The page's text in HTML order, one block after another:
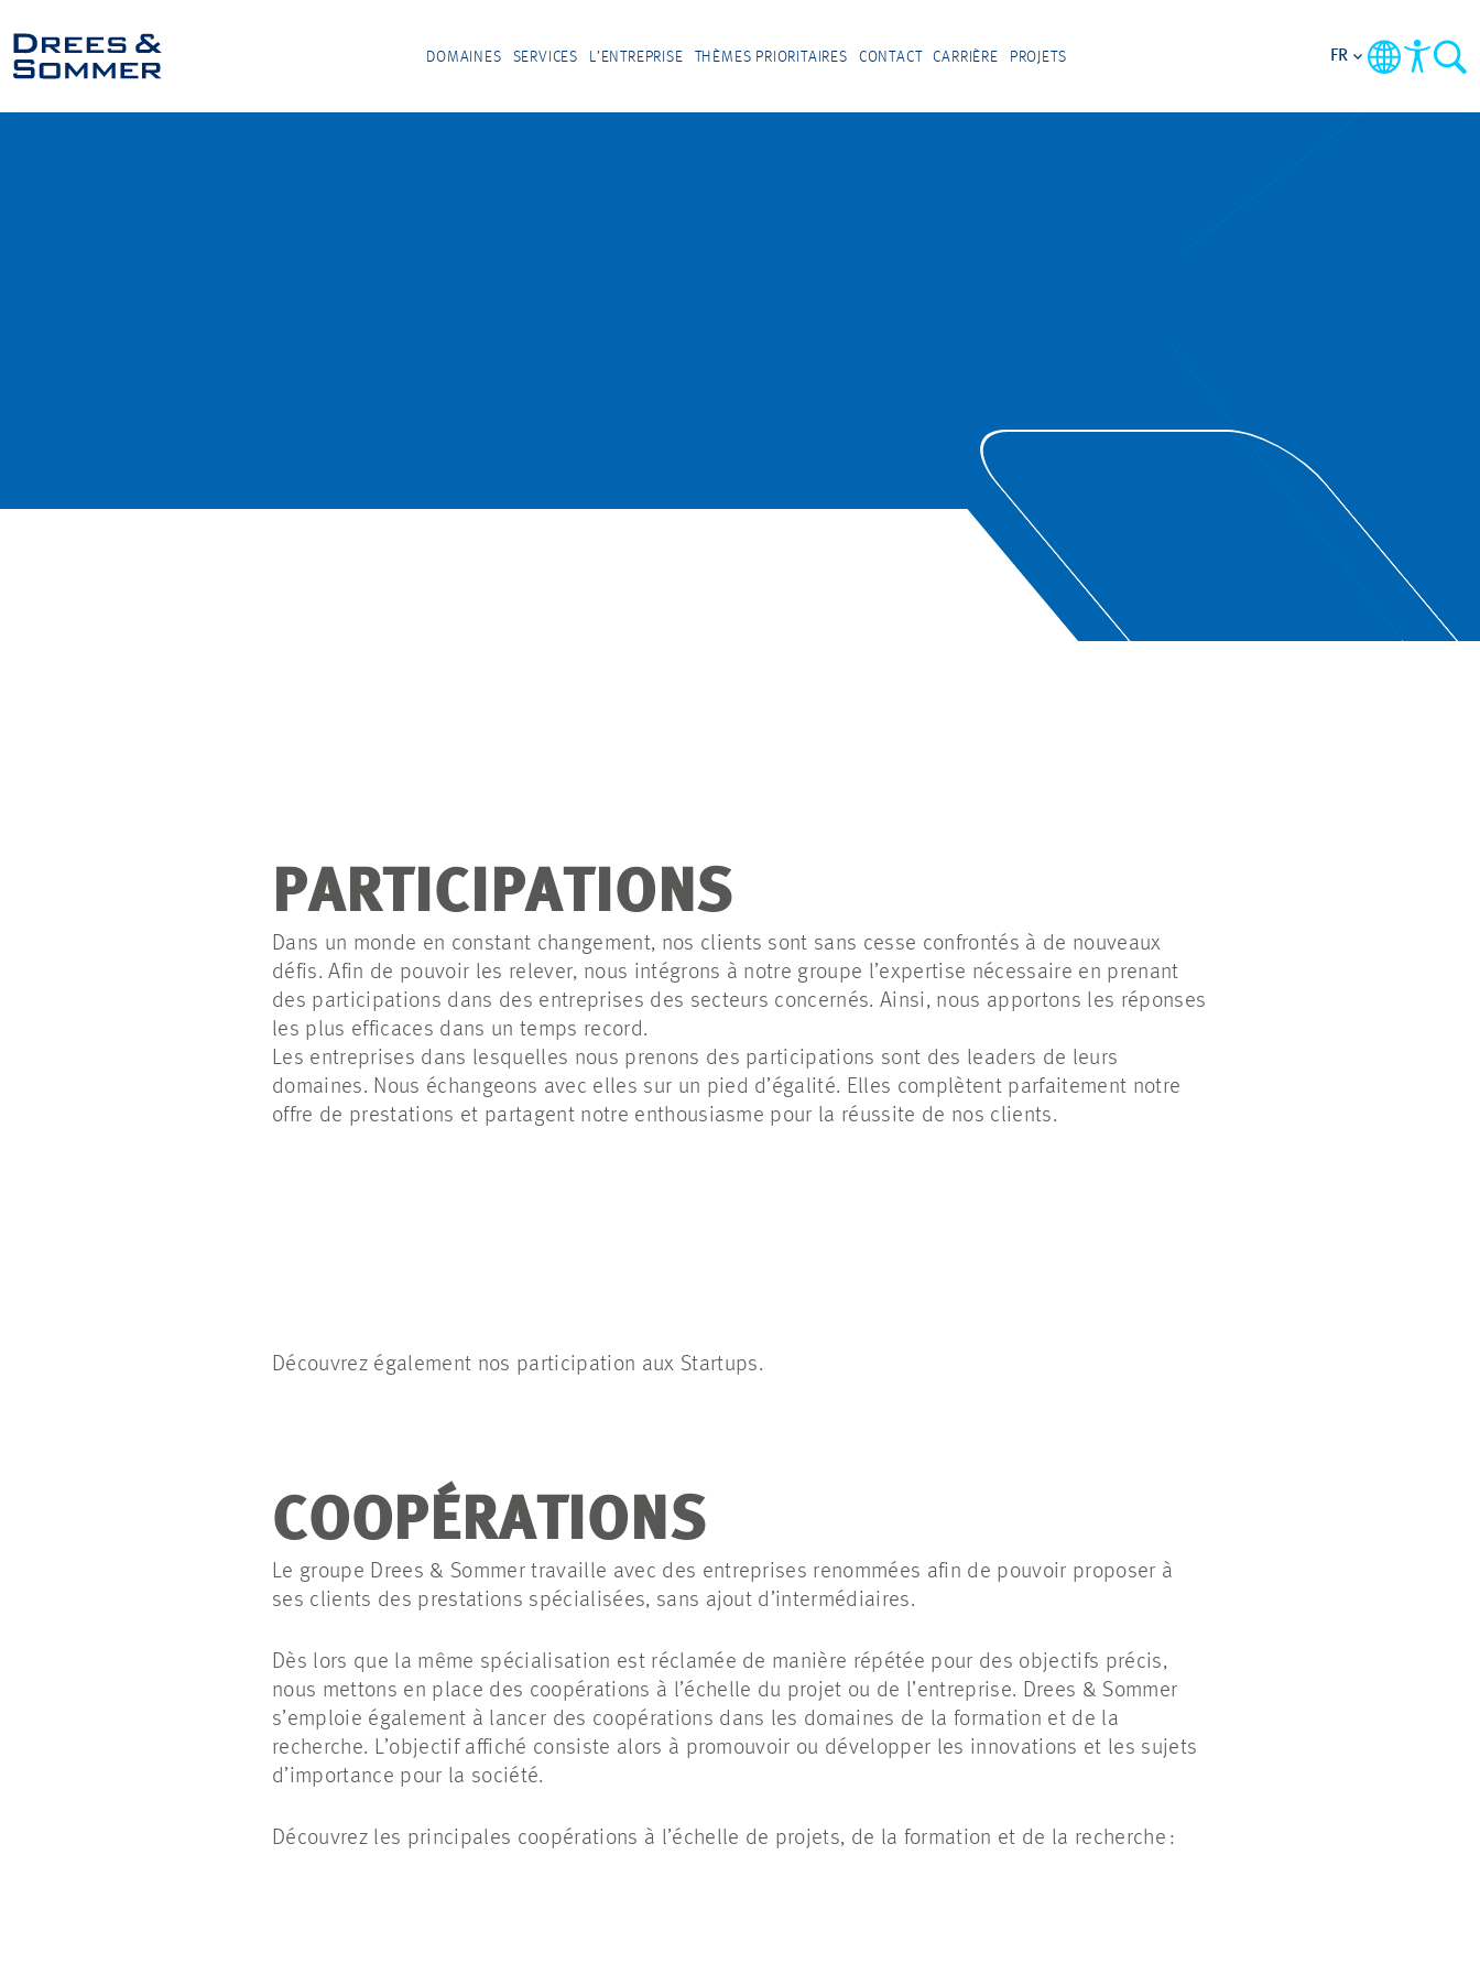
DOMAINES SERVICES L’ENTREPRISE THÈMES PRIORITAIRES CONTACT CARRIÈRE PROJETS FR
PARTICIPATIONS
Dans un monde en constant changement, nos clients sont sans cesse confrontés à de nouveaux
défis. Afin de pouvoir les relever, nous intégrons à notre groupe l’expertise nécessaire en prenant
des participations dans des entreprises des secteurs concernés. Ainsi, nous apportons les réponses
les plus efficaces dans un temps record.
Les entreprises dans lesquelles nous prenons des participations sont des leaders de leurs
domaines. Nous échangeons avec elles sur un pied d’égalité. Elles complètent parfaitement notre
offre de prestations et partagent notre enthousiasme pour la réussite de nos clients.
Découvrez également nos participation aux Startups.
COOPÉRATIONS
Le groupe Drees & Sommer travaille avec des entreprises renommées afin de pouvoir proposer à
ses clients des prestations spécialisées, sans ajout d’intermédiaires.
Dès lors que la même spécialisation est réclamée de manière répétée pour des objectifs précis,
nous mettons en place des coopérations à l’échelle du projet ou de l’entreprise. Drees & Sommer
s’emploie également à lancer des coopérations dans les domaines de la formation et de la
recherche. L’objectif affiché consiste alors à promouvoir ou développer les innovations et les sujets
d’importance pour la société.
Découvrez les principales coopérations à l’échelle de projets, de la formation et de la recherche :